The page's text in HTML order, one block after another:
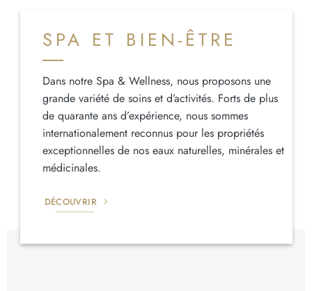
SPA ET BIEN-ÊTRE
Dans notre Spa & Wellness, nous proposons une
grande variété de soins et d’activités. Forts de plus
de quarante ans d’expérience, nous sommes
internationalement reconnus pour les propriétés
exceptionnelles de nos eaux naturelles, minérales et
médicinales.
DÉCOUVRIR